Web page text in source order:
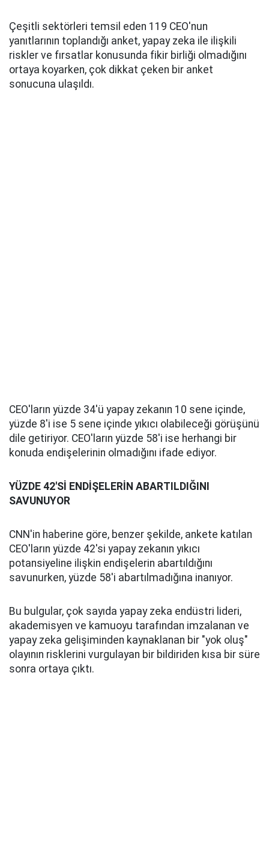
Çeşitli sektörleri temsil eden 119 CEO'nun
yanıtlarının toplandığı anket, yapay zeka ile ilişkili
riskler ve fırsatlar konusunda fikir birliği olmadığını
ortaya koyarken, çok dikkat çeken bir anket
sonucuna ulaşıldı.
CEO'ların yüzde 34'ü yapay zekanın 10 sene içinde,
yüzde 8'i ise 5 sene içinde yıkıcı olabileceği görüşünü
dile getiriyor. CEO'ların yüzde 58'i ise herhangi bir
konuda endişelerinin olmadığını ifade ediyor.
YÜZDE 42'Sİ ENDİŞELERİN ABARTILDIĞINI
SAVUNUYOR
CNN'in haberine göre, benzer şekilde, ankete katılan
CEO'ların yüzde 42'si yapay zekanın yıkıcı
potansiyeline ilişkin endişelerin abartıldığını
savunurken, yüzde 58'i abartılmadığına inanıyor.
Bu bulgular, çok sayıda yapay zeka endüstri lideri,
akademisyen ve kamuoyu tarafından imzalanan ve
yapay zeka gelişiminden kaynaklanan bir "yok oluş"
olayının risklerini vurgulayan bir bildiriden kısa bir süre
sonra ortaya çıktı.